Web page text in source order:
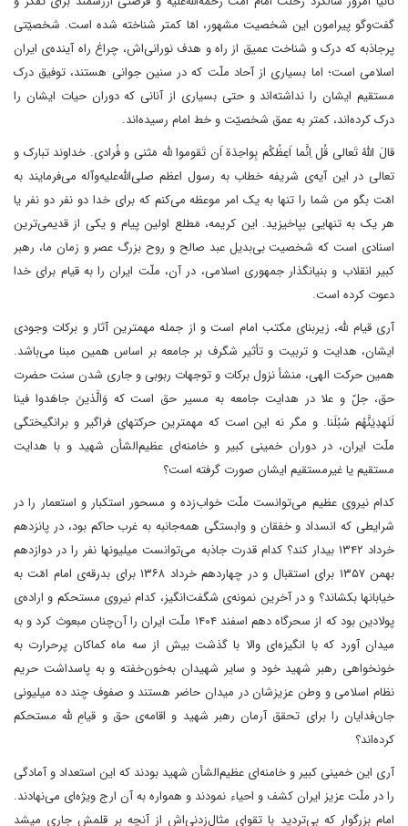
گفت‌وگو پیرامون این شخصیت مشهور، امّا کمتر شناخته شده است. شخصیّتی
پرجاذبه که درک و شناخت عمیق از راه و هدف نورانی‌اش، چراغ راه آینده‌ی ایران
اسلامی است؛ اما بسیاری از آحاد ملّت که در سنین جوانی هستند، توفیق درک
مستقیم ایشان را نداشته‌اند و حتی بسیاری از آنانی که دوران حیات ایشان را
درک کرده‌اند، کمتر به عمق شخصیّت و خط امام رسیده‌اند.
قالَ اللهُ تَعالی قُل اِنَّما اَعِظُکُم بِواحِدَة‌ اَن تَقوموا لله مَثنی و فُرادی. خداوند تبارک و
تعالی در این آیه‌ی شریفه خطاب به رسول‌ اعظم‌ صلی‌الله‌علیه‌وآله می‌فرمایند به
امّت بگو من شما را تنها به یک امر موعظه می‌کنم که برای خدا دو نفر دو نفر یا
هر یک به تنهایی بپاخیزید. این کریمه، مَطلع اولین پیام و یکی از قدیمی‌ترین
اسنادی است که شخصیت بی‌بدیل عبد صالح و روح بزرگ عصر و زمان ما، رهبر
کبیر انقلاب و بنیانگذار جمهوری اسلامی، در آن، ملّت ایران را به قیام برای خدا
دعوت کرده است.
آری قیام لله، زیربنای مکتب امام است و از جمله مهمترین آثار و برکات وجودی
ایشان، هدایت و تربیت و تأثیر شگرف بر جامعه بر اساس همین مبنا می‌باشد.
همین حرکت الهی، منشأ نزول برکات و توجهات ربوبی و جاری شدن سنت حضرت
حق، جل‌ّ و علا در هدایت جامعه به مسیر حق است که وَالَّذینَ جاهَدوا فینا
لَنَهدِیَنَّهُم سُبُلَنا. و مگر نه این است که مهمترین حرکتهای فراگیر و برانگیختگی
ملّت ایران، در دوران خمینی کبیر و خامنه‌ای عظیم‌الشأن شهید و با هدایت
مستقیم یا غیرمستقیم ایشان صورت گرفته است؟
کدام نیروی عظیم می‌توانست ملّت خواب‌زده و مسحور استکبار و استعمار را در
شرایطی که انسداد و خفقان و وابستگی همه‌جانبه به غرب حاکم بود، در پانزدهم
خرداد ۱۳۴۲ بیدار کند؟ کدام قدرت جاذبه می‌توانست میلیونها نفر را در دوازدهم
بهمن ۱۳۵۷ برای استقبال و در چهاردهم خرداد ۱۳۶۸ برای بدرقه‌ی امام امّت به
خیابانها بکشاند؟ و در آخرین نمونه‌ی شگفت‌انگیز، کدام نیروی مستحکم و اراده‌ی
پولادین بود که از سحرگاه دهم اسفند ۱۴۰۴ ملّت ایران را آن‌چنان مبعوث کرد و به
میدان آورد که با انگیزه‌ای والا با گذشت بیش از سه ماه کماکان پرحرارت به
خونخواهی رهبر شهید خود و سایر شهیدان به‌خون‌خفته و به پاسداشت حریم
نظام اسلامی و وطن عزیزشان در میدان حاضر هستند و صفوف چند ده میلیونی
جان‌فدایان را برای تحقق آرمان رهبر شهید و اقامه‌ی حق و قیام‌ِ لله مستحکم
کرده‌اند؟
آری این خمینی کبیر و خامنه‌ای عظیم‌الشأن شهید بودند که این استعداد و آمادگی
را در ملّت عزیز ایران کشف و احیاء نمودند و همواره به آن ارج ویژه‌ای می‌نهادند.
امام بزرگوار که بی‌تردید با تقوای مثال‌زدنی‌اش از آنچه بر قلمش جاری میشد